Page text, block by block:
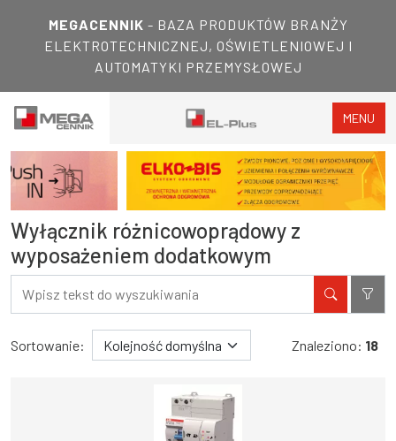
MEGACENNIK - BAZA PRODUKTÓW BRANŻY
ELEKTROTECHNICZNEJ, OŚWIETLENIOWEJ I
AUTOMATYKI PRZEMYSŁOWEJ
MENU
Wyłącznik różnicowoprądowy z
wyposażeniem dodatkowym
Filtry
Wyniki wyszukiwania
Sortowanie: Znaleziono: 18